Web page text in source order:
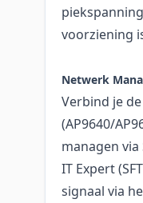
voorziening
Netwerk
Verbind je
(AP9640/
managen
IT Expert
signaal via